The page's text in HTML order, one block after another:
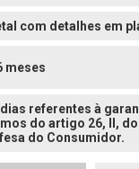
com detalhes em
meses
referentes à
do artigo 26, II,
do Consumidor.